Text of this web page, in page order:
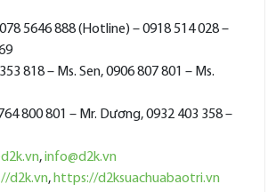
5646 888 (Hotline) – 0918 514 028 –
818 – Ms. Sen, 0906 807 801 – Ms.
800 801 – Mr. Dương, 0932 403 358 –
,info@d2k.vn
d2k.vn, https://d2ksuachuabaotri.vn